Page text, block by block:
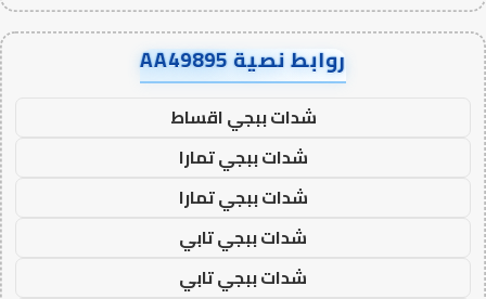
روابط نصية AA49895
شدات ببجي اقساط
شدات ببجي تمارا
شدات ببجي تمارا
شدات ببجي تابي
شدات ببجي تابي